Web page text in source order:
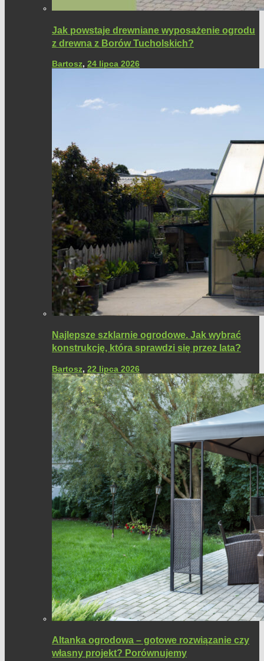
Jak powstaje drewniane wyposażenie ogrodu
z drewna z Borów Tucholskich?
Bartosz, 24 lipca 2026
Najlepsze szklarnie ogrodowe. Jak wybrać
konstrukcję, która sprawdzi się przez lata?
Bartosz, 22 lipca 2026
Altanka ogrodowa – gotowe rozwiązanie czy
własny projekt? Porównujemy